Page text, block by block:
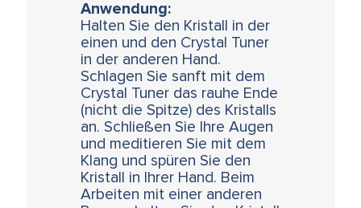
Anwendung:
Halten Sie den Kristall in der
einen und den Crystal Tuner
in der anderen Hand.
Schlagen Sie sanft mit dem
Crystal Tuner das rauhe Ende
(nicht die Spitze) des Kristalls
an. Schließen Sie Ihre Augen
und meditieren Sie mit dem
Klang und spüren Sie den
Kristall in Ihrer Hand. Beim
Arbeiten mit einer anderen